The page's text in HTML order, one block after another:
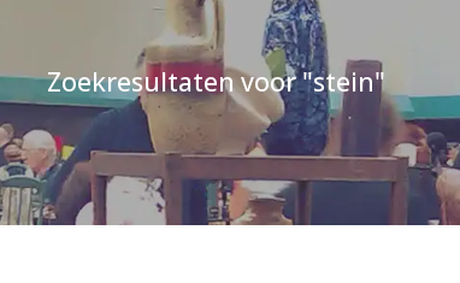
Zoekresultaten voor "stein"